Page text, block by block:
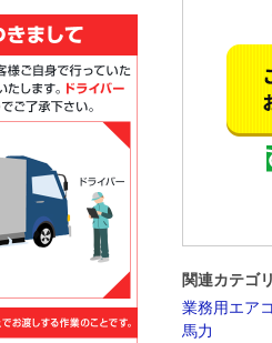
関連カテゴリ
業務用エア
馬力